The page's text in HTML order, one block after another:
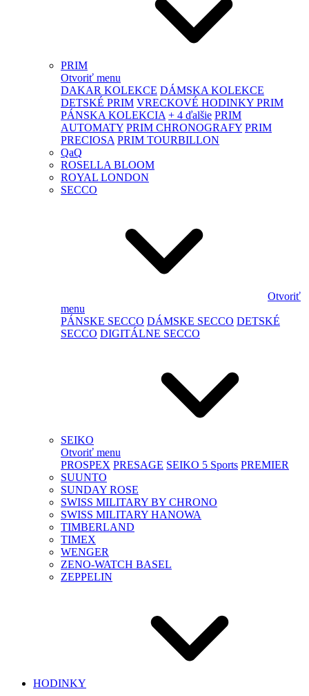
PRIM
Otvoriť menu
DAKAR KOLEKCE DÁMSKA KOLEKCE
DETSKÉ PRIM VRECKOVÉ HODINKY PRIM
PÁNSKA KOLEKCIA + 4 ďalšie PRIM
AUTOMATY PRIM CHRONOGRAFY PRIM
PRECIOSA PRIM TOURBILLON
QaQ
ROSELLA BLOOM
ROYAL LONDON
SECCO
Otvoriť
menu
PÁNSKE SECCO DÁMSKE SECCO DETSKÉ
SECCO DIGITÁLNE SECCO
SEIKO
Otvoriť menu
PROSPEX PRESAGE SEIKO 5 Sports PREMIER
SUUNTO
SUNDAY ROSE
SWISS MILITARY BY CHRONO
SWISS MILITARY HANOWA
TIMBERLAND
TIMEX
WENGER
ZENO-WATCH BASEL
ZEPPELIN
HODINKY